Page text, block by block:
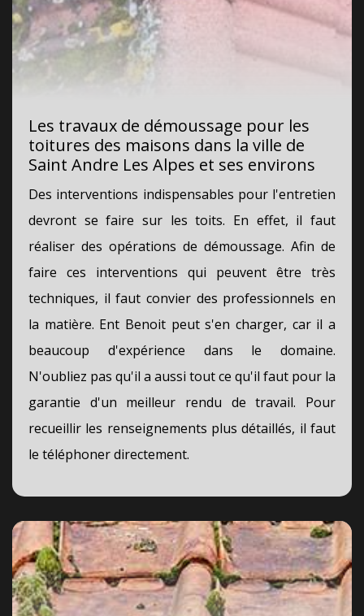
Les travaux de démoussage pour les
toitures des maisons dans la ville de
Saint Andre Les Alpes et ses environs
Des interventions indispensables pour l'entretien
devront se faire sur les toits. En effet, il faut
réaliser des opérations de démoussage. Afin de
faire ces interventions qui peuvent être très
techniques, il faut convier des professionnels en
la matière. Ent Benoit peut s'en charger, car il a
beaucoup d'expérience dans le domaine.
N'oubliez pas qu'il a aussi tout ce qu'il faut pour la
garantie d'un meilleur rendu de travail. Pour
recueillir les renseignements plus détaillés, il faut
le téléphoner directement.